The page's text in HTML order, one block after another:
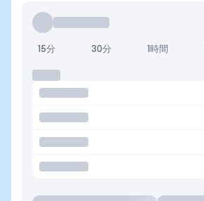
15分 30分 1時間